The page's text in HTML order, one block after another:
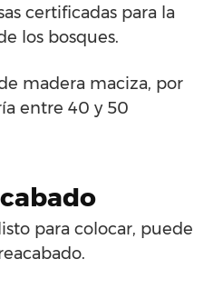
certificadas para la
los bosques.
madera maciza, por
entre 40 y 50
para colocar, puede